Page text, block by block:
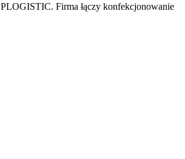
Firma łączy konfekcjonowanie